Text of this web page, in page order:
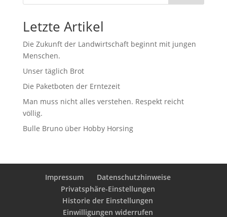
Letzte Artikel
Die Zukunft der Landwirtschaft beginnt mit jungen
Menschen.
Unser täglich Brot
Die Paketboten der Erntezeit
Man muss nicht alles verstehen. Respekt reicht
völlig.
Bulle Bruno über Hobby Horsing
Impressum
Datenschutzhinweise
Privatsphäre-Einstellungen
Historie der Einstellungen
Einwilligungen widerrufen